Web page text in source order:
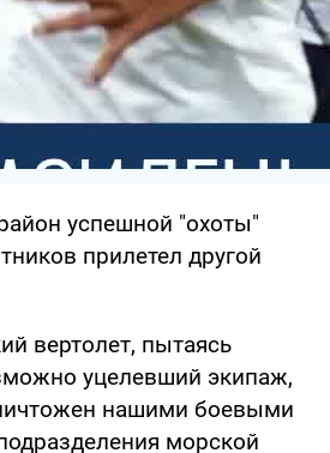
успешной "охоты"
прилетел другой
вертолет, пытаясь
уцелевший экипаж,
нашими боевыми
морской